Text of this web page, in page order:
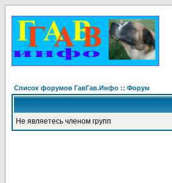
Список форумов ГавГав.Инфо :: Форум
Не являетесь членом групп